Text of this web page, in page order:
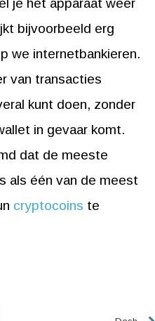
je het apparaat weer
bijvoorbeeld erg
we internetbankieren.
van transacties
kunt doen, zonder
in gevaar komt.
dat de meeste
als één van de meest
cryptocoins te